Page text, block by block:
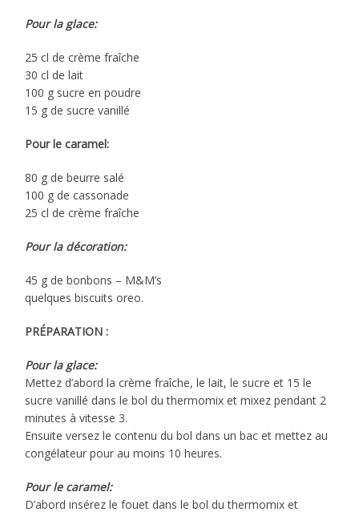
Pour la glace:
25 cl de crème fraîche
30 cl de lait
100 g sucre en poudre
15 g de sucre vanillé
Pour le caramel:
80 g de beurre salé
100 g de cassonade
25 cl de crème fraîche
Pour la décoration:
45 g de bonbons – M&M’s
quelques biscuits oreo.
PRÉPARATION :
Pour la glace:
Mettez d’abord la crème fraîche, le lait, le sucre et 15 le
sucre vanillé dans le bol du thermomix et mixez pendant 2
minutes à vitesse 3.
Ensuite versez le contenu du bol dans un bac et mettez au
congélateur pour au moins 10 heures.
Pour le caramel:
D’abord insérez le fouet dans le bol du thermomix et